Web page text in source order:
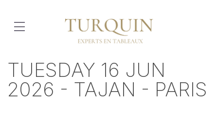
TUESDAY 16 JUN
2026 - TAJAN - PARIS